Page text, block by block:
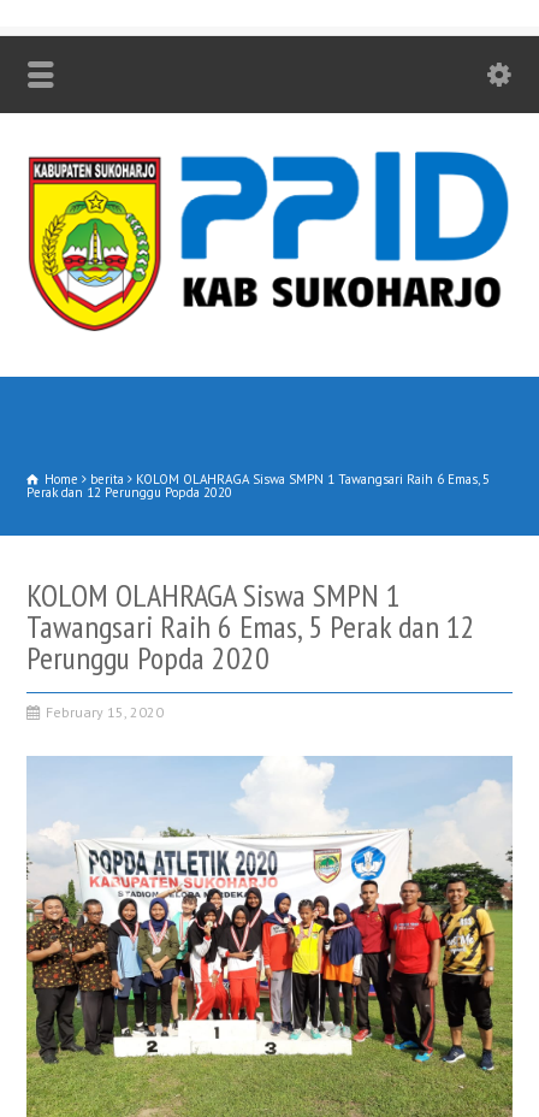
Home berita KOLOM OLAHRAGA Siswa SMPN 1 Tawangsari Raih 6 Emas, 5
Perak dan 12 Perunggu Popda 2020
KOLOM OLAHRAGA Siswa SMPN 1
Tawangsari Raih 6 Emas, 5 Perak dan 12
Perunggu Popda 2020
February 15, 2020